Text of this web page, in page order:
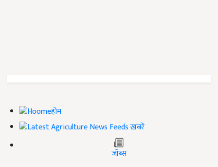
होम
ख़बरें
जॉब्स